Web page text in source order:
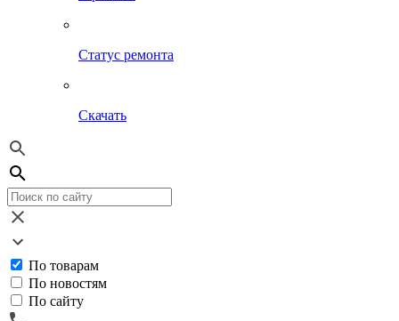
Статус ремонта
Скачать
По товарам
По новостям
По сайту